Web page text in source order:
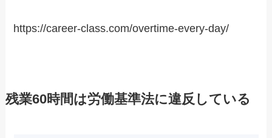
https://career-class.com/overtime-every-day/
残業60時間は労働基準法に違反している